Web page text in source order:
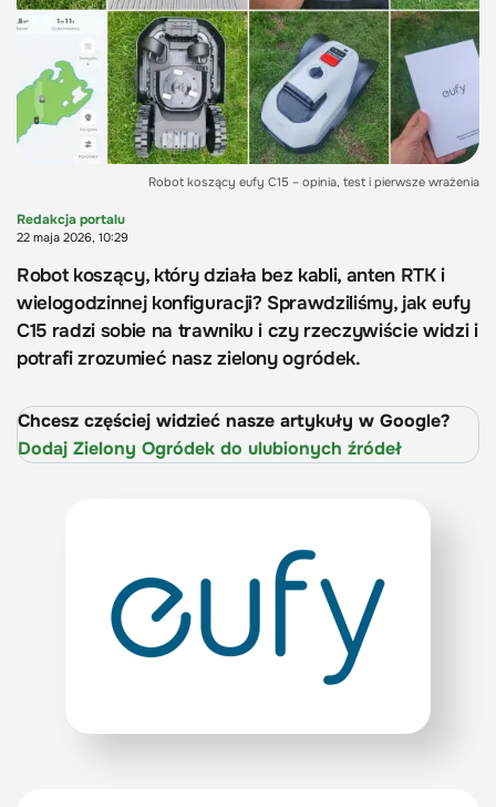
Robot koszący eufy C15 – opinia, test i pierwsze wrażenia
Redakcja portalu
22 maja 2026, 10:29
Robot koszący, który działa bez kabli, anten RTK i
wielogodzinnej konfiguracji? Sprawdziliśmy, jak eufy
C15 radzi sobie na trawniku i czy rzeczywiście widzi i
potrafi zrozumieć nasz zielony ogródek.
Chcesz częściej widzieć nasze artykuły w Google?
Dodaj Zielony Ogródek do ulubionych źródeł